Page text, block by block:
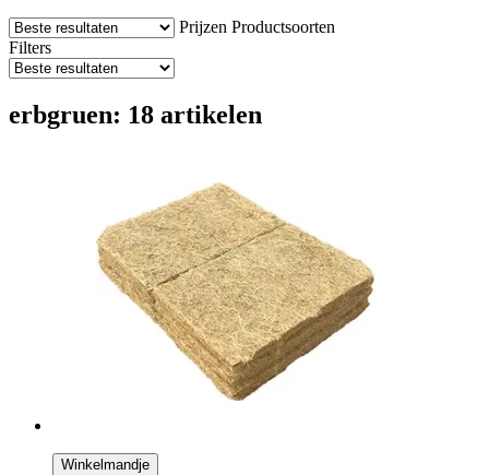
Prijzen Productsoorten
Filters
erbgruen: 18 artikelen
Winkelmandje